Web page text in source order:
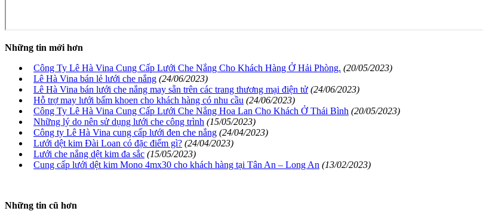
Những tin mới hơn
Công Ty Lê Hà Vina Cung Cấp Lưới Che Nắng Cho Khách Hàng Ở Hải Phòng. (20/05/2023)
Lê Hà Vina bán lẻ lưới che nắng (24/06/2023)
Lê Hà Vina bán lưới che nắng may sẵn trên các trang thương mại điện tử (24/06/2023)
Hỗ trợ may lưới bấm khoen cho khách hàng có nhu cầu (24/06/2023)
Công Ty Lê Hà Vina Cung Cấp Lưới Che Nắng Hoa Lan Cho Khách Ở Thái Bình (20/05/2023)
Những lý do nên sử dụng lưới che công trình (15/05/2023)
Công ty Lê Hà Vina cung cấp lưới đen che nắng (24/04/2023)
Lưới dệt kim Đài Loan có đặc điểm gì? (24/04/2023)
Lưới che nắng dệt kim đa sắc (15/05/2023)
Cung cấp lưới dệt kim Mono 4mx30 cho khách hàng tại Tân An – Long An (13/02/2023)
Những tin cũ hơn